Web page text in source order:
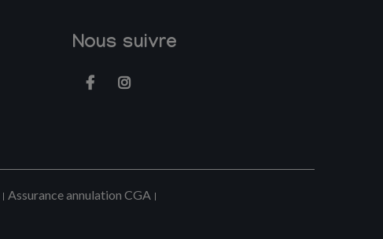
Nous suivre
Assurance annulation CGA